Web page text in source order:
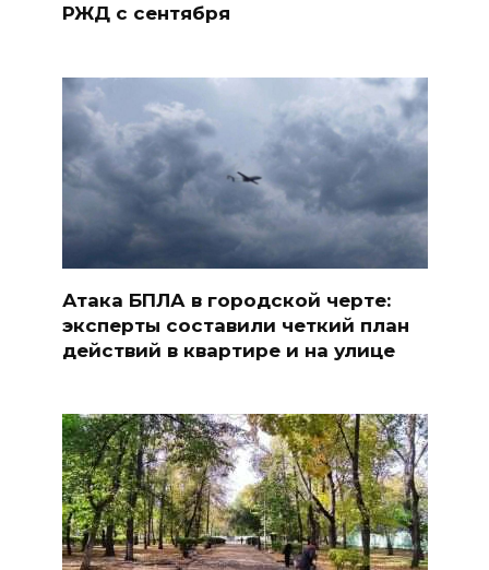
РЖД с сентября
Атака БПЛА в городской черте:
эксперты составили четкий план
действий в квартире и на улице